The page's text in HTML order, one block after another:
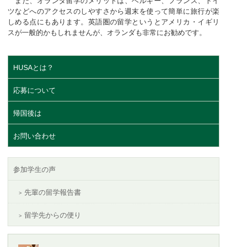
ツなどへのアクセスのしやすさから週末を使って簡単に旅行が楽
しめる点にもあります。英語圏の留学というとアメリカ・イギリ
スが一般的かもしれませんが、オランダも非常にお勧めです。
HUSAとは？
応募について
帰国後は
お問い合わせ
参加学生の声
先輩の留学報告書
留学先からの便り